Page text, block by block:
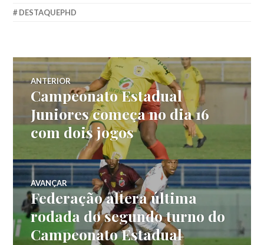
DESTAQUEPHD
ANTERIOR
Campeonato Estadual
Juniores começa no dia 16
com dois jogos
AVANÇAR
Federação altera última
rodada do segundo turno do
Campeonato Estadual